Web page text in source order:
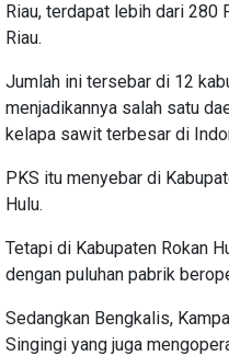
Riau, terdapat lebih dari 280
Riau.
Jumlah ini tersebar di 12
menjadikannya salah satu
kelapa sawit terbesar di
PKS itu menyebar di
Hulu.
Tetapi di Kabupaten Rokan
dengan puluhan pabrik
Sedangkan Bengkalis,
Singingi yang juga